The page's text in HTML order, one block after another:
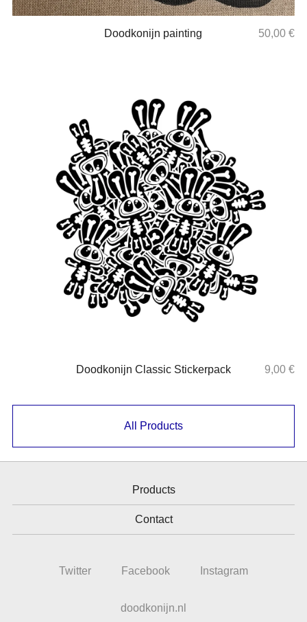
Doodkonijn painting 50,00€
Doodkonijn Classic Stickerpack 9,00€
All Products
Products
Contact
Twitter Facebook Instagram
doodkonijn.nl